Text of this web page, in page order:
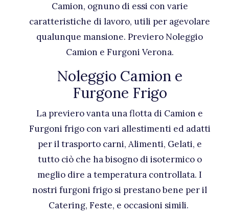
Camion, ognuno di essi con varie
caratteristiche di lavoro, utili per agevolare
qualunque mansione. Previero Noleggio
Camion e Furgoni Verona.
Noleggio Camion e
Furgone Frigo
La previero vanta una flotta di Camion e
Furgoni frigo con vari allestimenti ed adatti
per il trasporto carni, Alimenti, Gelati, e
tutto ciò che ha bisogno di isotermico o
meglio dire a temperatura controllata. I
nostri furgoni frigo si prestano bene per il
Catering, Feste, e occasioni simili.